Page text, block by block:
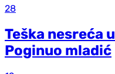
28
Teška nesreća
Poginuo mladić